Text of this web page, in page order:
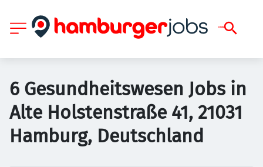
6 Gesundheitswesen Jobs in
Alte Holstenstraße 41, 21031
Hamburg, Deutschland